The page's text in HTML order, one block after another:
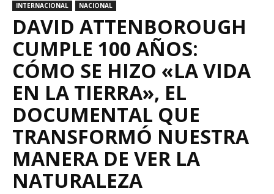
INTERNACIONAL NACIONAL
DAVID ATTENBOROUGH
CUMPLE 100 AÑOS:
CÓMO SE HIZO «LA VIDA
EN LA TIERRA», EL
DOCUMENTAL QUE
TRANSFORMÓ NUESTRA
MANERA DE VER LA
NATURALEZA